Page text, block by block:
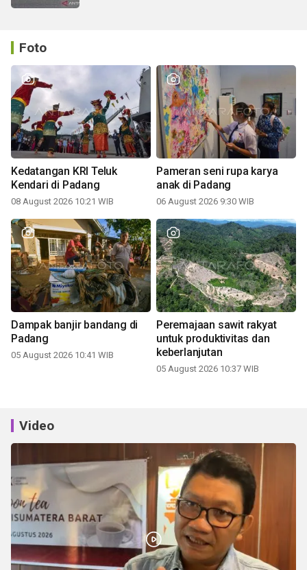
Foto
Kedatangan KRI Teluk
Kendari di Padang
08 August 2026 10:21 WIB
Pameran seni rupa karya
anak di Padang
06 August 2026 9:30 WIB
Dampak banjir bandang di
Padang
05 August 2026 10:41 WIB
Peremajaan sawit rakyat
untuk produktivitas dan
keberlanjutan
05 August 2026 10:37 WIB
Video